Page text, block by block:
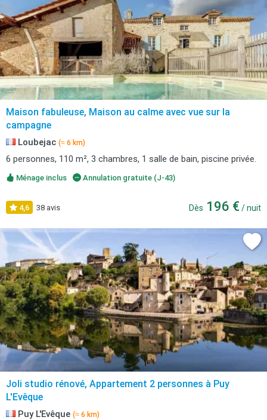
Maison fabuleuse, Maison au calme avec vue sur la
campagne
Loubejac (≈ 6 km)
6 personnes, 110 m², 3 chambres, 1 salle de bain, piscine privée.
Ménage inclus Annulation gratuite (J-43)
4,6 38 avis Dès 196 € / nuit
Joli studio rénové, Appartement 2 personnes à Puy
L'Evêque
Puy L'Evêque (≈ 6 km)